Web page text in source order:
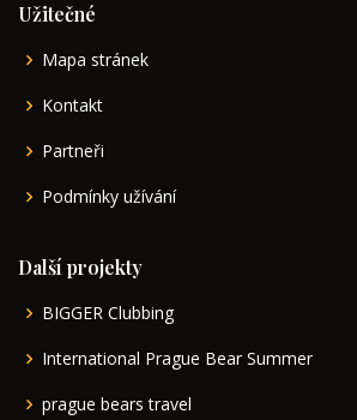
Užitečné
Mapa stránek
Kontakt
Partneři
Podmínky užívání
Další projekty
BIGGER Clubbing
International Prague Bear Summer
prague bears travel